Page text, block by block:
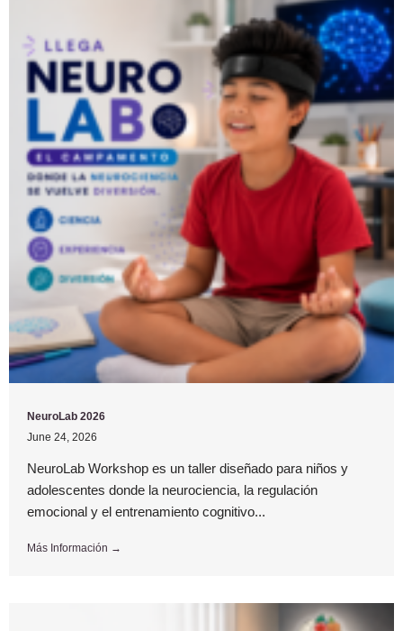
NeuroLab 2026
June 24, 2026
NeuroLab Workshop es un taller diseñado para niños y
adolescentes donde la neurociencia, la regulación
emocional y el entrenamiento cognitivo...
Más Información →